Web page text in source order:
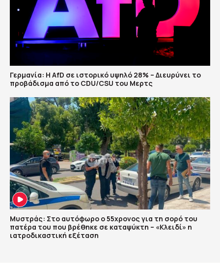
Γερμανία: Η AfD σε ιστορικό υψηλό 28% – Διευρύνει το
προβάδισμα από το CDU/CSU του Μερτς
Μυστράς: Στο αυτόφωρο ο 55χρονος για τη σορό του
πατέρα του που βρέθηκε σε καταψύκτη – «Κλειδί» η
ιατροδικαστική εξέταση